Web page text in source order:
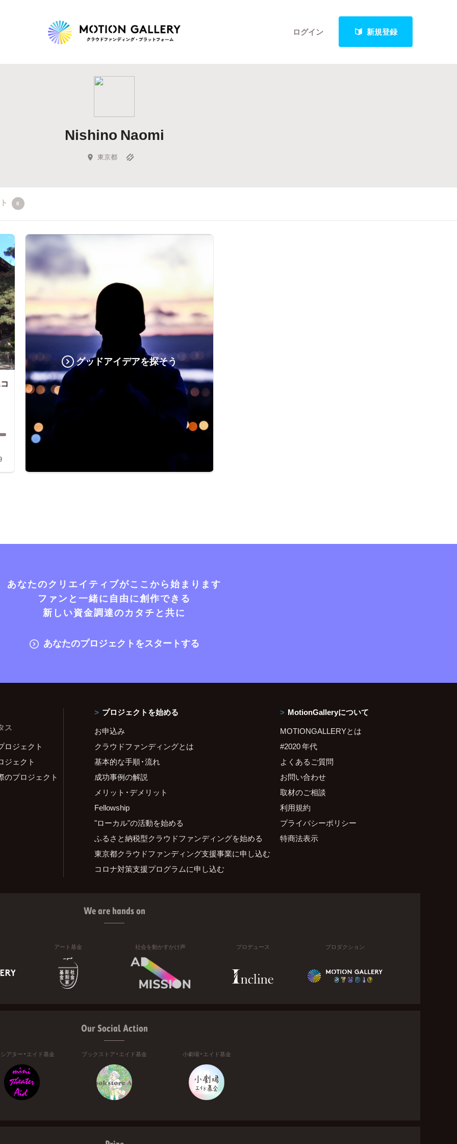
ログイン 新規登録
Highlight
Feature
キュレーターから探す
Nishino Naomi
東京都
0
グッドアイデアを探そう
あなたのクリエイティブがここから始まります
ファンと一緒に自由に創作できる
新しい資金調達のカタチと共に
あなたのプロジェクトをスタートする
ス
ロジェクト
ジェクト
のプロジェクト
プロジェクトを始める
お申込み
クラウドファンディングとは
基本的な手順・流れ
成功事例の解説
メリット・デメリット
Fellowship
"ローカル"の活動を始める
ふるさと納税型クラウドファンディングを始める
東京都クラウドファンディング支援事業に申し込む
コロナ対策支援プログラムに申し込む
MotionGalleryについて
MOTIONGALLERYとは
#2020 年代
よくあるご質問
お問い合わせ
取材のご相談
利用規約
プライバシーポリシー
特商法表示
We are hands on
アート基金 社会を動かすかけ声 プロデュース プロダクション
Our Social Action
アター・エイド基金 ブックストア・エイド基金 小劇場・エイド基金